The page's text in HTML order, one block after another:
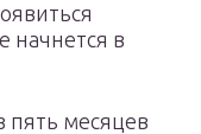
начнется в
пять месяцев